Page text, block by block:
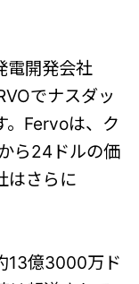
電開発会社
でナスダッ
。Fervoは、ク
ら24ドルの価
はさらに
13億3000万ド